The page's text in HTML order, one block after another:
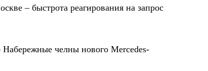
– быстрота реагирования на запрос
Набережные челны нового Mercedes-